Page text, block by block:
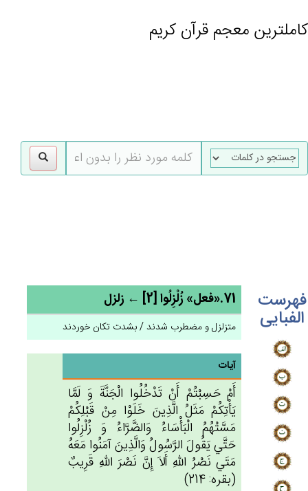
کاملترین معجم قرآن کریم
فهرست
الفبایی
71.«فعل» زُلْزِلُوا [2] ← زلزل
متزلزل و مضطرب شدند / بشدت تکان خوردند
آیات
أَم‌ْ حَسِبْتُم‌ْ أَنْ‌ تَدْخُلُوا الْجَنَّة‌َ وَ لَمَّا
يَأْتِكُم‌ْ مَثَل‌ُ الَّذِين‌َ خَلَوْا مِنْ‌ قَبْلِكُم‌ْ
مَسَّتْهُم‌ُ الْبَأْسَاءُ وَالضَّرَّاءُ وَ زُلْزِلُوا
حَتَّي‌ يَقُول‌َ الرَّسُول‌ُ وَالَّذِين‌َ آمَنُوا مَعَه‌ُ
مَتَي‌ نَصْرُ الله‌ِ أَلاَ إِن‌َّ نَصْرَ الله‌ِ قَرِيب‌ٌ
(بقره: 214)